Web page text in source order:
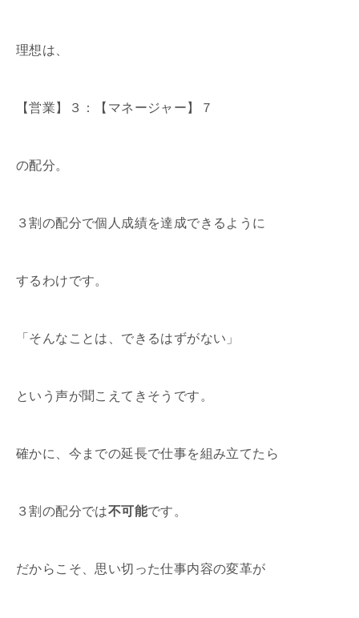
理想は、
【営業】３：【マネージャー】７
の配分。
３割の配分で個人成績を達成できるように
するわけです。
「そんなことは、できるはずがない」
という声が聞こえてきそうです。
確かに、今までの延長で仕事を組み立てたら
３割の配分では不可能です。
だからこそ、思い切った仕事内容の変革が